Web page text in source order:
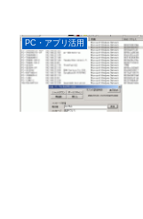
PC・アプリ活用